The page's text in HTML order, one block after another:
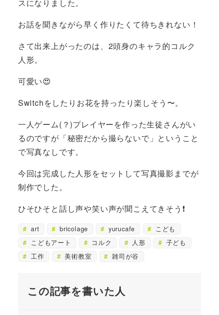
スになりました。
お話を聞きながら早く作りたくて待ちきれない！
さて出来上がったのは、2頭身のキャラ的コルク
人形。
可愛い😍
Switchをしたりお花を持ったり楽しそう〜。
一人ゲーム(？)プレイヤーを作った生徒さんがい
るのですが「秘密だから撮らないで」ということ
で写真なしです。
今回は完成した人形をセットして写真撮影までが
制作でした。
ひそひそと話し声や笑い声が聞こえてきそう❗️
art bricolage yurucafe
こども
こどもアート
コルク 人形
子ども
工作
美術教室 雑司が谷
この記事を書いた人